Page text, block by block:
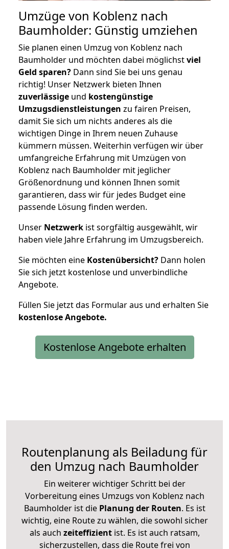
Umzüge von Koblenz nach
Baumholder: Günstig umziehen
Sie planen einen Umzug von Koblenz nach
Baumholder und möchten dabei möglichstviel
Geld sparen? Dann sind Sie bei uns genau
richtig! Unser Netzwerk bieten Ihnen
zuverlässige und kostengünstige
Umzugsdienstleistungen zu fairen Preisen,
damit Sie sich um nichts anderes als die
wichtigen Dinge in Ihrem neuen Zuhause
kümmern müssen. Weiterhin verfügen wir über
umfangreiche Erfahrung mit Umzügen von
Koblenz nach Baumholder mit jeglicher
Größenordnung und können Ihnen somit
garantieren, dass wir für jedes Budget eine
passende Lösung finden werden.
Unser Netzwerk ist sorgfältig ausgewählt, wir
haben viele Jahre Erfahrung im Umzugsbereich.
Sie möchten eine Kostenübersicht? Dann holen
Sie sich jetzt kostenlose und unverbindliche
Angebote.
Füllen Sie jetzt das Formular aus und erhalten Sie
kostenloseAngebote.
Kostenlose Angebote erhalten
Routenplanung als Beiladung für
den Umzug nach Baumholder
Ein weiterer wichtiger Schritt bei der
Vorbereitung eines Umzugs von Koblenz nach
Baumholder ist diePlanung der Routen. Es ist
wichtig, eine Route zu wählen, die sowohl sicher
als auch zeiteffizientist. Es ist auch ratsam,
sicherzustellen, dass die Route frei von